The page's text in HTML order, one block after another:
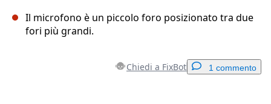
Il microfono è un piccolo foro posizionato tra due
fori più grandi.
Chiedi a FixBot 1 commento